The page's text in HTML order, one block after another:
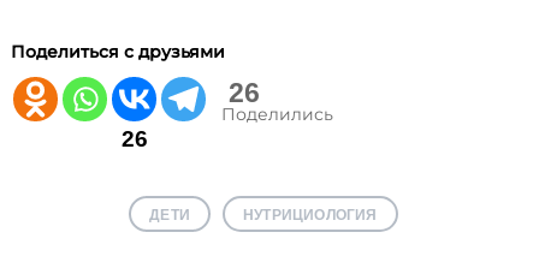
Поделиться с друзьями
26
26
Поделились
ДЕТИ НУТРИЦИОЛОГИЯ